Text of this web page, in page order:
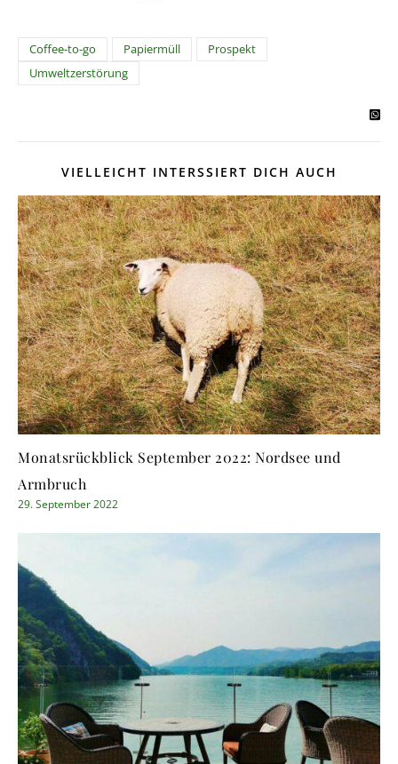
Coffee-to-go Papiermüll
Prospekt
Umweltzerstörung
VIELLEICHT INTERSSIERT DICH AUCH
Monatsrückblick September 2022: Nordsee und
Armbruch
29. September 2022